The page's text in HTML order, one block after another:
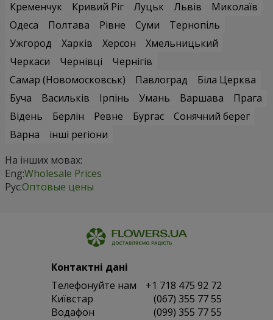
Кременчук
Кривий Ріг Луцьк Львів
Миколаїв
Одеса
Полтава Рівне Суми
Тернопіль
Ужгород
Харків Херсон
Хмельницький
Черкаси
Чернівці
Чернігів
Самар (Новомосковськ)
Павлоград
Біла Церква
Буча
Васильків Ірпінь Умань Варшава
Прага
Відень
Берлін Ревне Бургас
Сонячний берег
Варна
інші регіони
На інших мовах:
Eng:Wholesale Prices
Рус:Оптовые цены
Контактні дані
Телефонуйте нам
+1 718 475 92 72
Київстар
(067) 355 77 55
Водафон
(099) 355 77 55